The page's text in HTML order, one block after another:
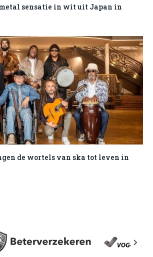
sensatie in wit uit Japan in
de wortels van ska tot leven in